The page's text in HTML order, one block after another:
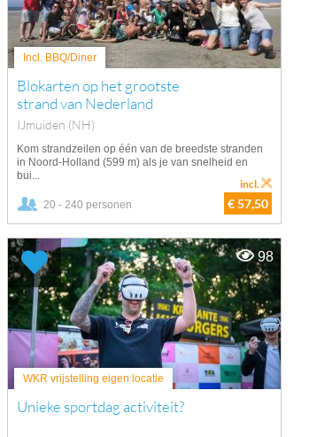
Incl. BBQ/Diner
Blokarten op het grootste
strand van Nederland
IJmuiden (NH)
Kom strandzeilen op één van de breedste stranden
in Noord-Holland (599 m) als je van snelheid en
bui...
20 - 240 personen € 57,50
incl.
WKR vrijstelling eigen locatie
Unieke sportdag activiteit?
98